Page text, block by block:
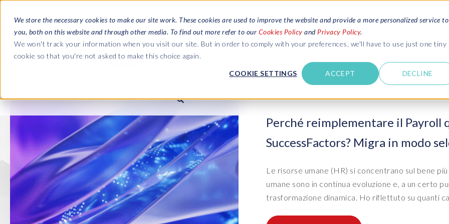
We store the necessary cookies to make our site work. These cookies are used to improve the website and provide a more personalized service to
you, both on this website and through other media. To find out more refer to our Cookies Policy and Privacy Policy.
We won't track your information when you visit our site. But in order to comply with your preferences, we'll have to use just one tiny
cookie so that you're not asked to make this choice again.
COOKIE SETTINGS ACCEPT DECLINE
SOLUZIONI
Buste Paga SAP HCM/HXM
Suite di produttività di EPI-USE
Labs
Query Manager
Query Manager Add-ons
Ambienti SAP e gestione dei
- System Builder/Shell Sync -
SERVIZI
SAP HCM/HXM Payroll
PRISM for HR & Payroll
Semplifica il monitoraggio
dell’integrazione HXM
Payroll reporting
Ambienti SAP e gestione dei
semplice upgrade
RICHIEDI UN PREVENTIVO RISORSE
Payroll to SAP SuccessFactors
SAP S/4HANA data and
landscape management
Road to SAP data privacy
compliance
Leggi le ultime novità su SAP SLO, SAP
Webinars
Accedi alle opinioni degli esperti con
webinar in diretta e on-demand
Risorse e download
Scarica e-books, guide e molto altro
A PROPOSITO DI EPI-USE LABS
L'azienda
Chi siamo
Our culture
Careers
Partners
Contattaci
Contattaci
Notizie e novità
Perché reimplementare il Payroll
SuccessFactors? Migra in modo
Le risorse umane (HR) si concentrano sul bene
umane sono in continua evoluzione e, a un certo
trasformazione dinamica. Ho riflettuto su quanti